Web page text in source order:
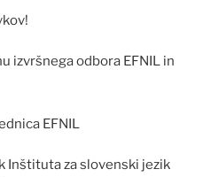
izvršnega odbora EFNIL in
EFNIL
Inštituta za slovenski jezik